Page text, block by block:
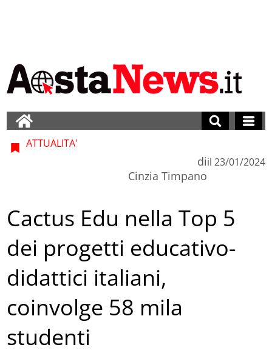
ATTUALITA'
di
Cinzia Timpano
il 23/01/2024
Cactus Edu nella Top 5
dei progetti educativo-
didattici italiani,
coinvolge 58 mila
studenti